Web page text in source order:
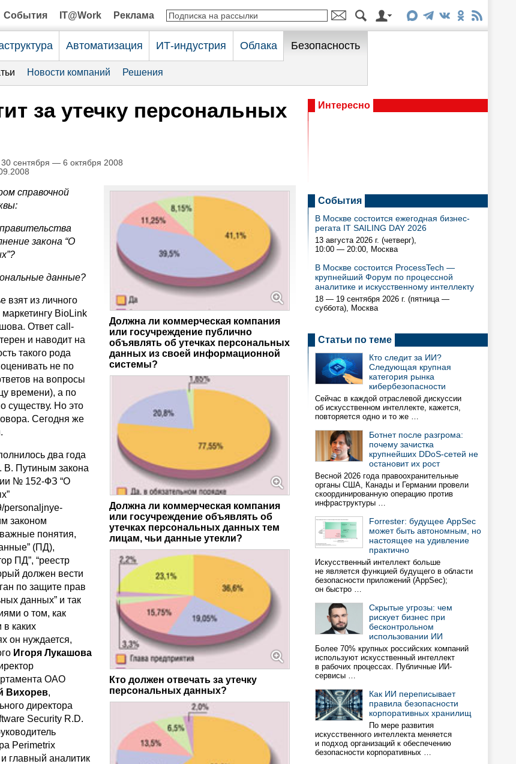
События IT@Work Реклама
Автоматизация ИТ-индустрия Облака Безопасность
Новости компаний Решения
за утечку персональных
сентября — 6 октября 2008
Должна ли коммерческая компания
или госучреждение публично
объявлять об утечках персональных
данных из своей информационной
системы?
Должна ли коммерческая компания
или госучреждение объявлять об
утечках персональных данных тем
лицам, чьи данные утекли?
Кто должен отвечать за утечку
персональных данных?
справочной
закона “О
данные?
взят из личного
BioLink
Ответ сall-
и наводит на
такого рода
не по
на вопросы
времени), а по
существу. Но это
Сегодня же
два года
В. Путиным закона
№ 152-ФЗ “О
personaljnye-
законом
понятия,
(ПД),
ПД”, “реестр
должен вести
по защите прав
данных” и так
о том, как
в каких
он нуждается,
Игоря Лукашова
ОАО
Вихорев,
директора
Security R.D.
Perimetrix
и главный аналитик
Интересно
События
В Москве состоится ежегодная бизнес-
регата IT SAILING DAY 2026
13 августа 2026 г. (четверг),
10:00 — 20:00, Москва
В Москве состоится ProcessTech —
крупнейший Форум по процессной
аналитике и искусственному интеллекту
18 — 19 сентября 2026 г. (пятница —
суббота), Москва
Статьи по теме
Кто следит за ИИ?
Следующая крупная
категория рынка
кибербезопасности
Сейчас в каждой отраслевой дискуссии
об искусственном интеллекте, кажется,
повторяется одно и то же …
Ботнет после разгрома:
почему зачистка
крупнейших DDoS-сетей не
остановит их рост
Весной 2026 года правоохранительные
органы США, Канады и Германии провели
скоординированную операцию против
инфраструктуры …
Forrester: будущее AppSec
может быть автономным, но
настоящее на удивление
практично
Искусственный интеллект больше
не является функцией будущего в области
безопасности приложений (AppSec);
он быстро …
Скрытые угрозы: чем
рискует бизнес при
бесконтрольном
использовании ИИ
Более 70% крупных российских компаний
используют искусственный интеллект
в рабочих процессах. Публичные ИИ-
сервисы …
Как ИИ переписывает
правила безопасности
корпоративных хранилищ
По мере развития
искусственного интеллекта меняется
и подход организаций к обеспечению
безопасности корпоративных …